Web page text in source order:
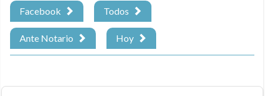
Facebook Todos
Ante Notario Hoy